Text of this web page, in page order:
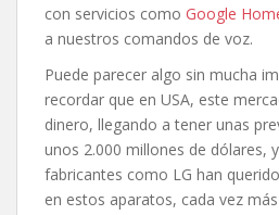
con servicios como Google
a nuestros comandos de voz.
Puede parecer algo sin mucha
recordar que en USA, este
dinero, llegando a tener unas
unos 2.000 millones de dólares,
fabricantes como LG han
en estos aparatos, cada vez